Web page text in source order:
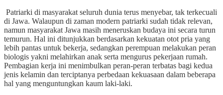
Patriarki di masyarakat seluruh dunia terus menyebar, tak terkecuali
di Jawa. Walaupun di zaman modern patriarki sudah tidak relevan,
namun masyarakat Jawa masih meneruskan budaya ini secara turun
temurun. Hal ini ditunjukkan berdasarkan kekuatan otot pria yang
lebih pantas untuk bekerja, sedangkan perempuan melakukan peran
biologis yakni melahirkan anak serta mengurus pekerjaan rumah.
Pembagian kerja ini menimbulkan peran-peran terbatas bagi kedua
jenis kelamin dan terciptanya perbedaan kekuasaan dalam beberapa
hal yang menguntungkan kaum laki-laki.